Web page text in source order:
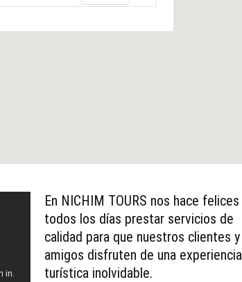
del sur de Mexico.
En NICHIM TOURS nos hace felices
todos los días prestar servicios de
calidad para que nuestros clientes y
amigos disfruten de una experiencia
turística inolvidable.